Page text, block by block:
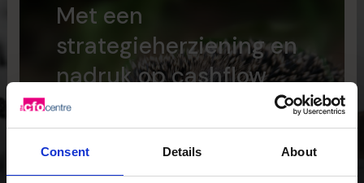
Consent Details About
Met een
strategieherziening en
nadruk op cashflow
hebben we Wild Planet
Trust een heldere
focus voor de toekomst